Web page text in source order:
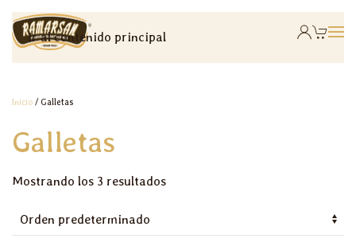
Ir al contenido principal
Inicio / Galletas
Galletas
Mostrando los 3 resultados